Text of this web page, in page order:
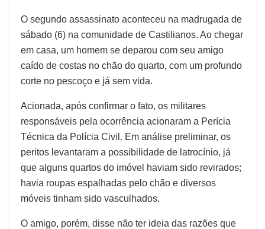
O segundo assassinato aconteceu na madrugada de
sábado (6) na comunidade de Castilianos. Ao chegar
em casa, um homem se deparou com seu amigo
caído de costas no chão do quarto, com um profundo
corte no pescoço e já sem vida.
Acionada, após confirmar o fato, os militares
responsáveis pela ocorrência acionaram a Perícia
Técnica da Polícia Civil. Em análise preliminar, os
peritos levantaram a possibilidade de latrocínio, já
que alguns quartos do imóvel haviam sido revirados;
havia roupas espalhadas pelo chão e diversos
móveis tinham sido vasculhados.
O amigo, porém, disse não ter ideia das razões que